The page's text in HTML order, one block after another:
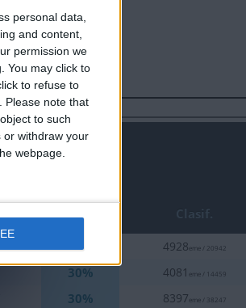
personal data,
and content,
permission we
You may click to
to refuse to
Please note that
to such
or withdraw your
webpage.
Buscar:
Top Clasif.
30% 4928eme / 20942
30% 4081 eme / 14459
30% 8397eme / 38247